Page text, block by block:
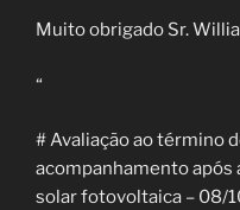
Muito obrigado Sr.
“
# Avaliação ao término
acompanhamento após
solar fotovoltaica – 08/